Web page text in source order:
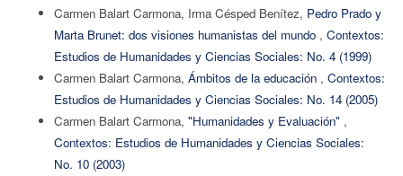
Carmen Balart Carmona, Irma Césped Benítez, Pedro Prado y
Marta Brunet: dos visiones humanistas del mundo , Contextos:
Estudios de Humanidades y Ciencias Sociales: No. 4 (1999)
Carmen Balart Carmona, Ámbitos de la educación , Contextos:
Estudios de Humanidades y Ciencias Sociales: No. 14 (2005)
Carmen Balart Carmona, "Humanidades y Evaluación" ,
Contextos: Estudios de Humanidades y Ciencias Sociales:
No. 10 (2003)